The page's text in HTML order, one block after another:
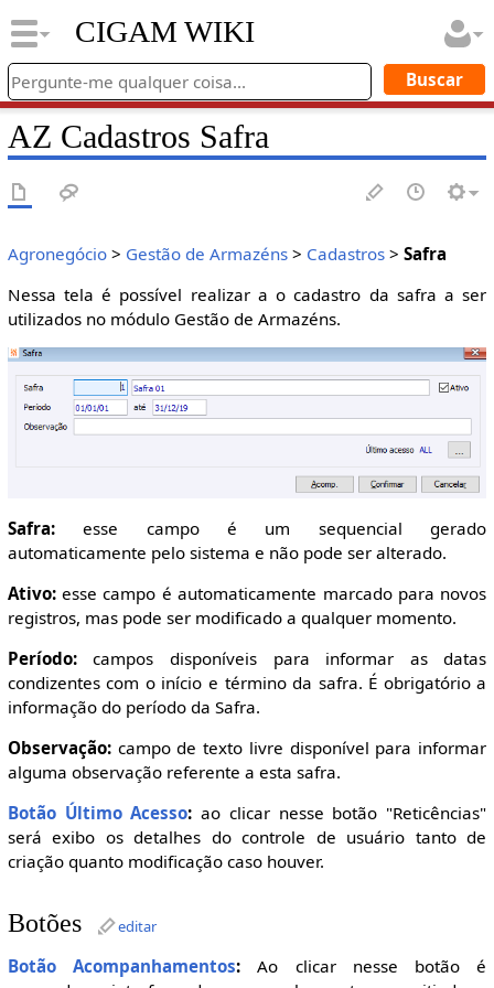
CIGAM WIKI
AZ Cadastros Safra
Agronegócio> Gestão de Armazéns> Cadastros> Safra
Nessa tela é possível realizar a o cadastro da safra a ser
utilizados no módulo Gestão de Armazéns.
Safra:esse campo é um sequencial gerado
automaticamente pelo sistema e não pode ser alterado.
Ativo:esse campo é automaticamente marcado para novos
registros, mas pode ser modificado a qualquer momento.
Período:campos disponíveis para informar as datas
condizentes com o início e término da safra. É obrigatório a
informação do período da Safra.
Observação:campo de texto livre disponível para informar
alguma observação referente a esta safra.
Botão Último Acesso: ao clicar nesse botão "Reticências"
será exibo os detalhes do controle de usuário tanto de
criação quanto modificação caso houver.
Botões editar
Botão Acompanhamentos: Ao clicar nesse botão é